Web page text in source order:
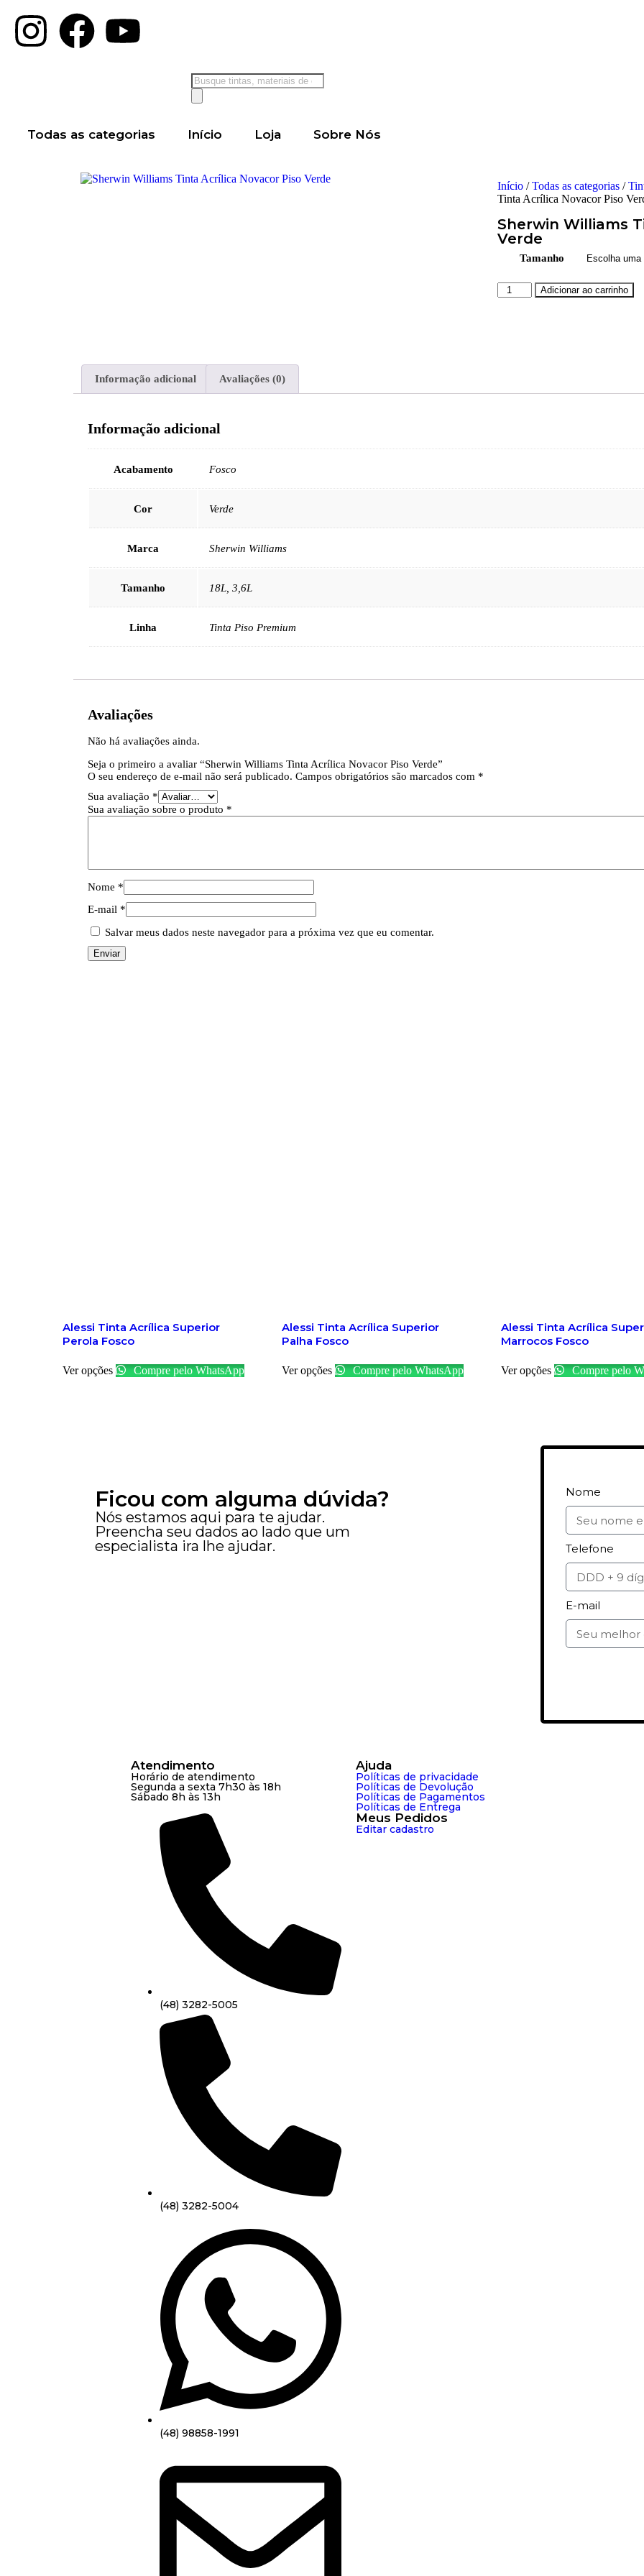
Todas as categorias Início Loja Sobre Nós
Início /Todas as categorias /
Tinta Acrílica Novacor Piso
Sherwin Williams
Verde
Tamanho
Adicionar ao carrinho
Informação adicional Avaliações (0)
Informação adicional
Acabamento Fosco
Cor Verde
Marca Sherwin Williams
Tamanho 18L, 3,6L
Linha Tinta Piso Premium
Avaliações
Não há avaliações ainda.
Seja o primeiro a avaliar “Sherwin Williams Tinta Acrílica Novacor Piso Verde”
O seu endereço de e-mail não será publicado. Campos obrigatórios são marcados com *
Sua avaliação *
Sua avaliação sobre o produto *
Nome *
E-mail *
Salvar meus dados neste navegador para a próxima vez que eu comentar.
Alessi Tinta Acrílica Superior
Perola Fosco
Ver opções Compre pelo WhatsApp
Alessi Tinta Acrílica Superior
Palha Fosco
Ver opções Compre pelo WhatsApp
Alessi Tinta Acrílica
Marrocos Fosco
Ver opções Compre pelo
Ficou com alguma dúvida?
Nós estamos aqui para te ajudar.
Preencha seu dados ao lado que um
especialista ira lhe ajudar.
Nome
Telefone
E-mail
Atendimento
Horário de atendimento
Segunda a sexta 7h30 às 18h
Sábado 8h às 13h
(48) 3282-5005
(48) 3282-5004
(48) 98858-1991
Ajuda
Políticas de privacidade
Políticas de Devolução
Políticas de Pagamentos
Políticas de Entrega
Meus Pedidos
Editar cadastro